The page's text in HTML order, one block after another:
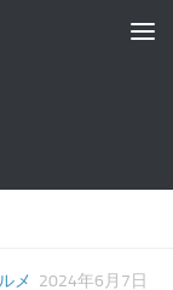
メ 2024年6月7日